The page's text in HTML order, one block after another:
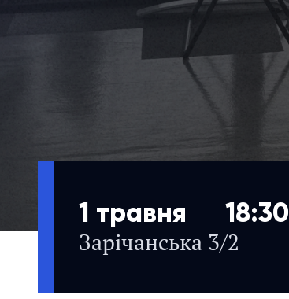
1 травня 18:30
Зарічанська 3/2